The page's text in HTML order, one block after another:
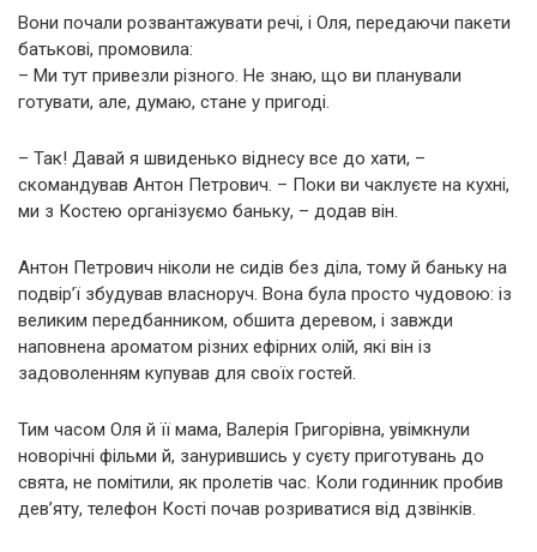
Вони почали розвантажувати речі, і Оля, передаючи пакети
батькові, промовила:
– Ми тут привезли різного. Не знаю, що ви планували
готувати, але, думаю, стане у пригоді.
– Так! Давай я швиденько віднесу все до хати, –
скомандував Антон Петрович. – Поки ви чаклуєте на кухні,
ми з Костею організуємо баньку, – додав він.
Антон Петрович ніколи не сидів без діла, тому й баньку на
подвір’ї збудував власноруч. Вона була просто чудовою: із
великим передбанником, обшита деревом, і завжди
наповнена ароматом різних ефірних олій, які він із
задоволенням купував для своїх гостей.
Тим часом Оля й її мама, Валерія Григорівна, увімкнули
новорічні фільми й, занурившись у суєту приготувань до
свята, не помітили, як пролетів час. Коли годинник пробив
дев’яту, телефон Кості почав розриватися від дзвінків.